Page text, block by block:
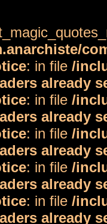
: in file /
already
: in file /
already
: in file /
already
: in file /
already
: in file /
already